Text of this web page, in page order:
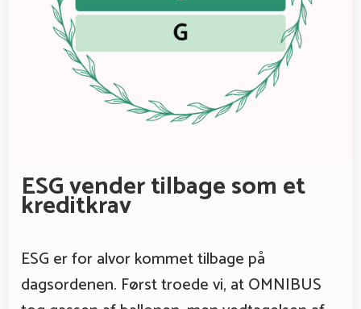
ESG vender tilbage som et
kreditkrav
ESG er for alvor kommet tilbage på
dagsordenen. Først troede vi, at OMNIBUS